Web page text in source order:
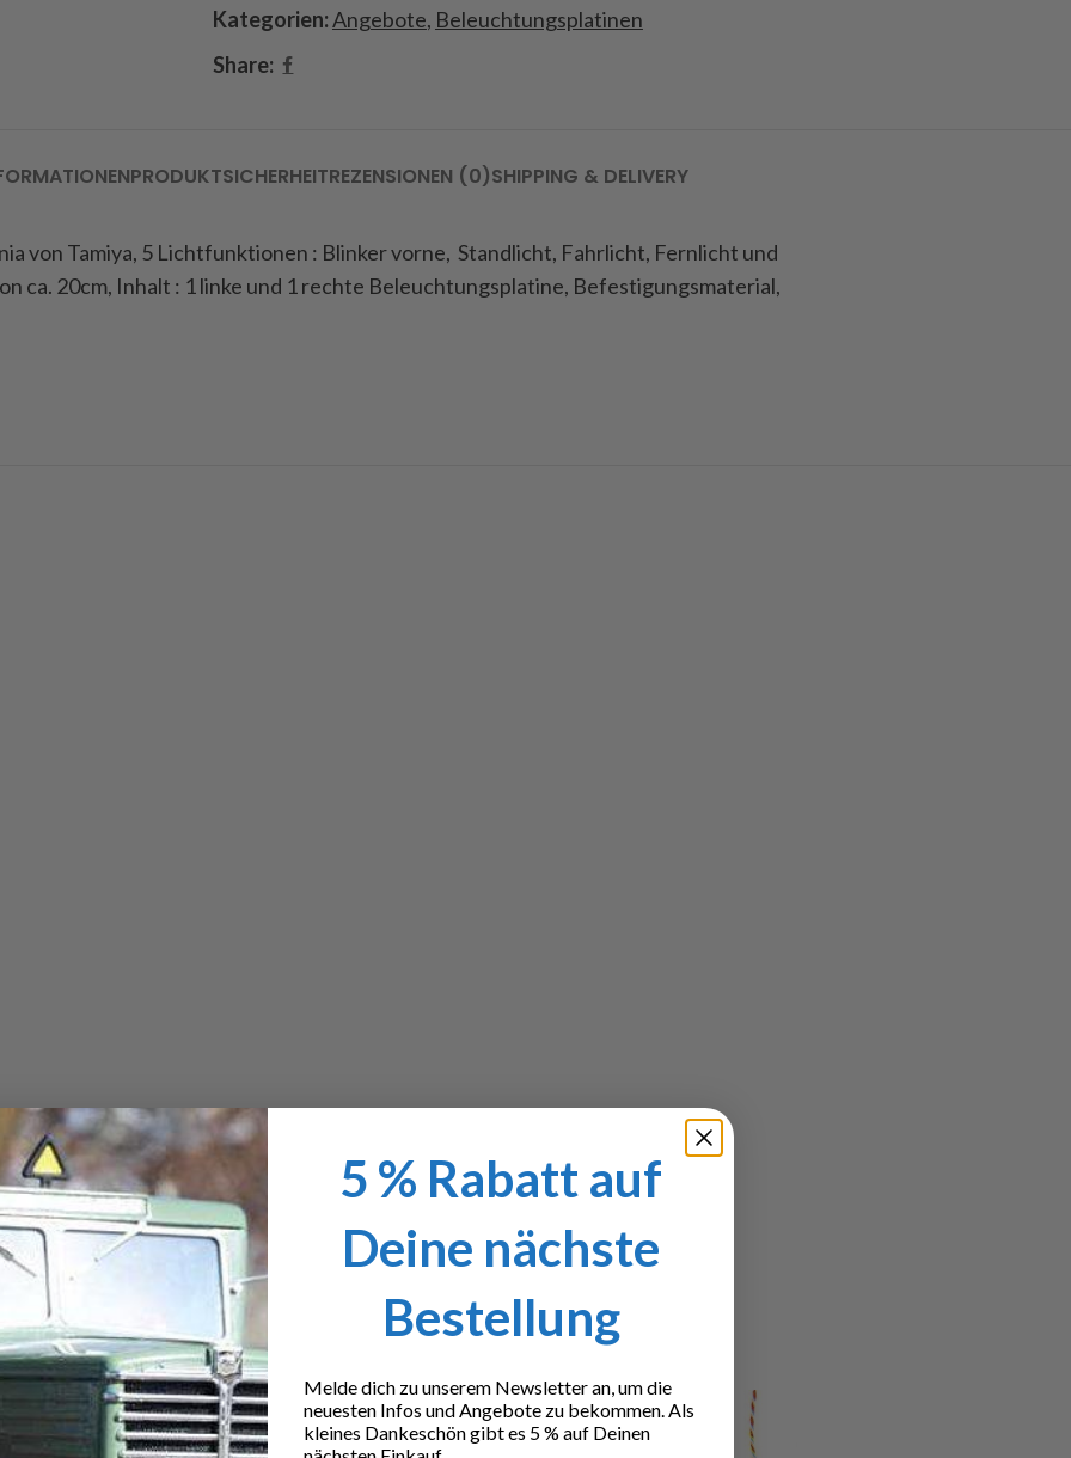
Kategorien:Angebote, Beleuchtungsplatinen
Share:
PRODUKTSICHERHEITREZENSIONEN (0)SHIPPING & DELIVERY
von Tamiya, 5 Lichtfunktionen : Blinker vorne, Standlicht, Fahrlicht, Fernlicht und
ca. 20cm, Inhalt : 1 linke und 1 rechte Beleuchtungsplatine, Befestigungsmaterial,
5 % Rabatt auf
Deine nächste
Bestellung
Melde dich zu unserem Newsletter an, um die
neuesten Infos und Angebote zu bekommen. Als
kleines Dankeschön gibt es 5 % auf Deinen